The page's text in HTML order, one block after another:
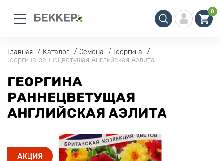
0
Главная Каталог Семена
Георгина
Георгина раннецветущая Английская Аэлита
ГЕОРГИНА
РАННЕЦВЕТУЩАЯ
АНГЛИЙСКАЯ АЭЛИТА
АКЦИЯ